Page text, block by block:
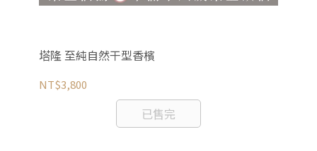
塔隆 至純自然干型香檳
NT$3,800
已售完